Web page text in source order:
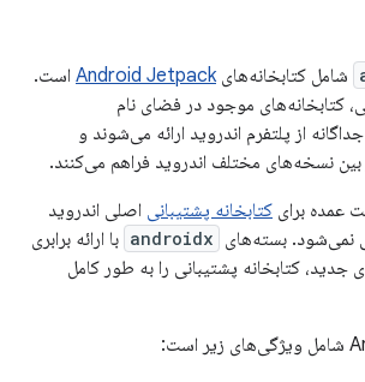
شامل کتابخانه‌هایAndroid Jetpack است.
کتابخانه‌های موجود در فضای نام
از پلتفرم اندروید ارائه می‌شوند و
نسخه‌های مختلف اندروید فراهم می‌کنند.
کتابخانه پشتیبانی اصلی اندروید
نمی‌شود. بسته‌های androidx با ارائه برابری
جدید، کتابخانه پشتیبانی را به طور کامل